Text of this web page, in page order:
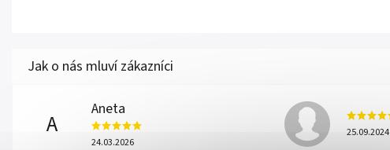
A
Aneta
24.03.2026
25.09.2024